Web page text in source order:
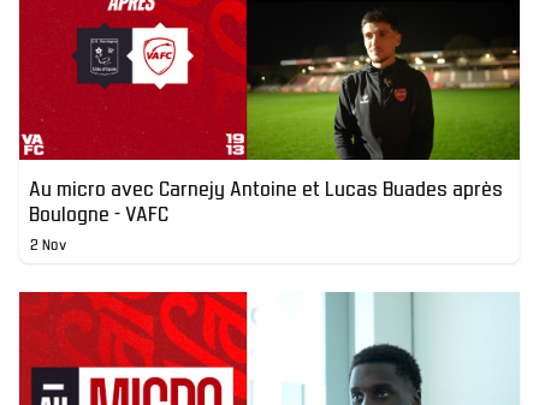
Au micro avec Carnejy Antoine et Lucas Buades après
Boulogne - VAFC
2 Nov